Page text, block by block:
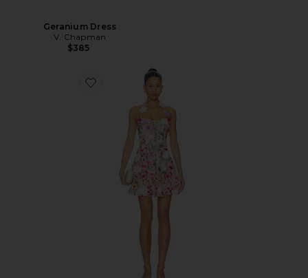
Geranium Dress
V. Chapman
$385